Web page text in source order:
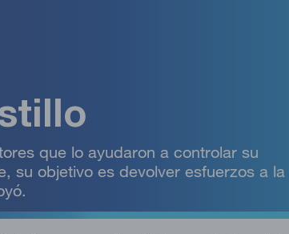
que lo ayudaron a controlar su
su objetivo es devolver esfuerzos a la